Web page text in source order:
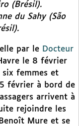
(Brésil).
du Sahy (São
par le Docteur
le 8 février
six femmes et
février à bord de
arrivent à
rejoindre les
Mure et se